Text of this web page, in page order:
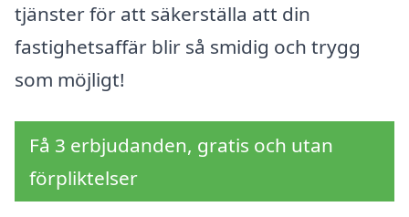
tjänster för att säkerställa att din
fastighetsaffär blir så smidig och trygg
som möjligt!
Få 3 erbjudanden, gratis och utan
förpliktelser